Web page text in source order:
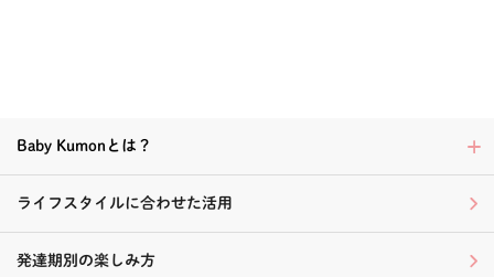
Baby Kumonとは？
ライフスタイルに合わせた活用
発達期別の楽しみ方